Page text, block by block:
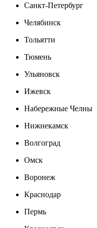
Санкт-Петербург
Челябинск
Тольятти
Тюмень
Ульяновск
Ижевск
Набережные Челны
Нижнекамск
Волгоград
Омск
Воронеж
Краснодар
Пермь